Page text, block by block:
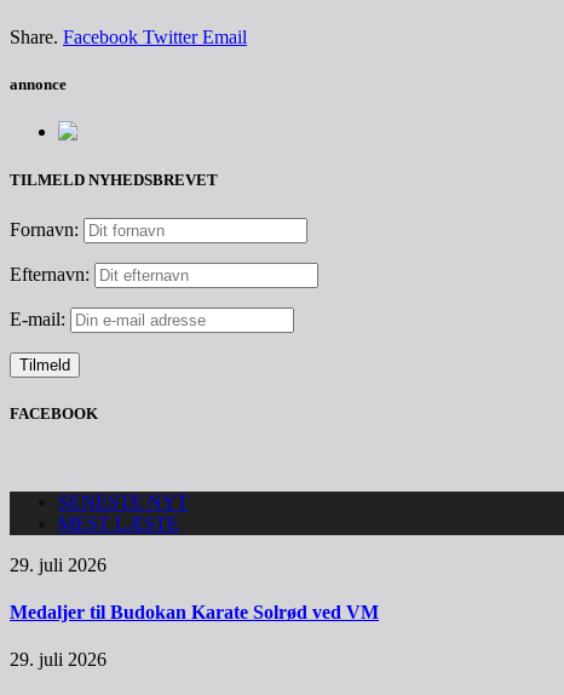
Share. Facebook Twitter Email
annonce
TILMELD NYHEDSBREVET
Fornavn:
Efternavn:
E-mail:
FACEBOOK
SENESTE NYT
MEST LÆSTE
29. juli 2026
Medaljer til Budokan Karate Solrød ved VM
29. juli 2026